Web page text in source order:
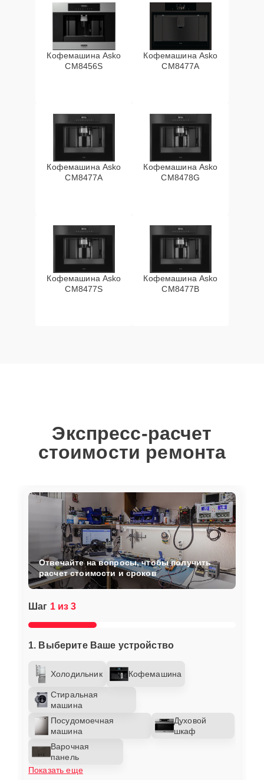
Кофемашина Asko
CM8456S
Кофемашина Asko
CM8477A
Кофемашина Asko
СМ8477А
Кофемашина Asko
CM8478G
Кофемашина Asko
CM8477S
Кофемашина Asko
CM8477B
Экспресс-расчет
стоимости ремонта
Шаг 1 из 3
1. Выберите Ваше устройство
Холодильник Кофемашина
Стиральная
машина
Посудомоечная
машина
Духовой
шкаф
Варочная
панель
Показать еще
Отвечайте на вопросы, чтобы получить
расчет стоимости и сроков